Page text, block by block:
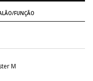
FUNÇÃO
M